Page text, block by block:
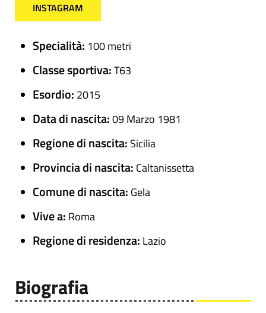
INSTAGRAM
Specialità: 100 metri
Classe sportiva:T63
Esordio: 2015
Data di nascita:09 Marzo 1981
Regione di nascita: Sicilia
Provincia di nascita: Caltanissetta
Comune di nascita: Gela
Vive a: Roma
Regione di residenza: Lazio
Biografia